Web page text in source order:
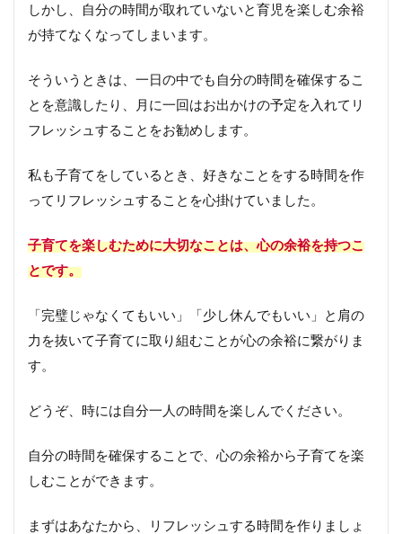
しかし、自分の時間が取れていないと育児を楽しむ余裕
が持てなくなってしまいます。
そういうときは、一日の中でも自分の時間を確保するこ
とを意識したり、月に一回はお出かけの予定を入れてリ
フレッシュすることをお勧めします。
私も子育てをしているとき、好きなことをする時間を作
ってリフレッシュすることを心掛けていました。
子育てを楽しむために大切なことは、心の余裕を持つこ
とです。
「完璧じゃなくてもいい」「少し休んでもいい」と肩の
力を抜いて子育てに取り組むことが心の余裕に繋がりま
す。
どうぞ、時には自分一人の時間を楽しんでください。
自分の時間を確保することで、心の余裕から子育てを楽
しむことができます。
まずはあなたから、リフレッシュする時間を作りましょ